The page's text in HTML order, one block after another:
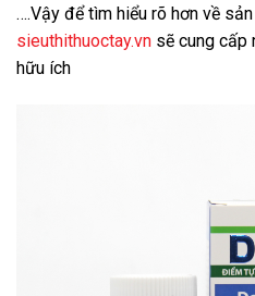
….Vậy để tìm hiểu rõ hơn về
sieuthithuoctay.vn sẽ cung cấp
hữu ích